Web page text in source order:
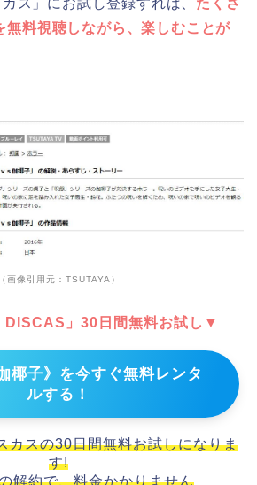
無料視聴しながら、楽しむことが
（画像引用元：TSUTAYA）
」30日間無料お試し▼
椰子》を今すぐ無料レンタ
ルする！
スの30日間無料お試しになりま
す!
解約で、料金かかりません